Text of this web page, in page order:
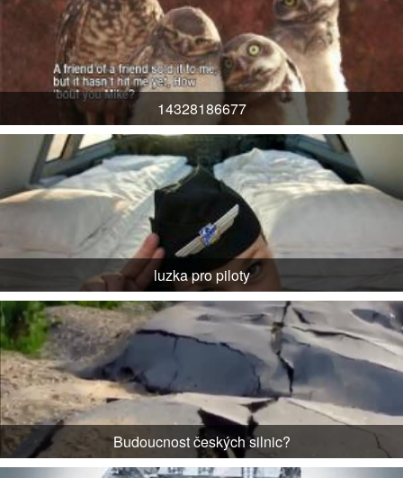
14328186677
luzka pro piloty
Budoucnost českých silnic?